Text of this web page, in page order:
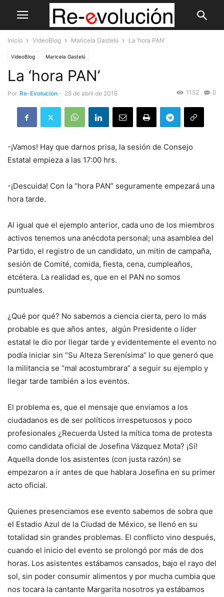
Inicio VideoBlog Maricela Gastelú La ‘hora PAN’
VideoBlog Maricela Gastelú
La ‘hora PAN’
Por Re-Evolución - 28 de abril de 2016 0
1152
-¡Vamos! Hay que darnos prisa, la sesión de Consejo
Estatal empieza a las 17:00 hrs.
-¡Descuida! Con la “hora PAN” seguramente empezará una
hora tarde.
Al igual que el ejemplo anterior, cada uno de los miembros
activos tenemos una anécdota personal; una asamblea del
Partido, el registro de un candidato, un mitin de campaña,
sesión de Comité, comida, fiesta, cena, cumpleaños,
etcétera. La realidad es, que en el PAN no somos
puntuales.
¿Qué por qué? No sabemos a ciencia cierta, pero lo más
probable es que años antes, algún Presidente o líder
estatal le dio por llegar tarde y evidentemente el evento no
podía iniciar sin “Su Alteza Serenísima” lo que generó que
la militancia se “mal acostumbrara” a seguir su ejemplo y
llegar tarde también a los eventos.
El problema es, que el mensaje que enviamos a los
ciudadanos es de ser políticos irrespetuosos y poco
profesionales ¿Recuerda Usted la mítica toma de protesta
como candidata oficial de Josefina Vázquez Mota? ¡Sí!
Aquella donde los asistentes (con justa razón) se
empezaron a ir antes de que hablara Josefina en su primer
acto oficial.
Quienes presenciamos ese evento sabemos de sobra que
el Estadio Azul de la Ciudad de México, se llenó en su
totalidad sin grandes problemas. El conflicto vino después,
cuando el inicio del evento se prolongó por más de dos
horas. Los asistentes estábamos cansados, bajo el rayo del
sol, sin poder consumir alimentos y por mucha cumbia que
nos tocara la cantante Margarita nosotros ya estábamos